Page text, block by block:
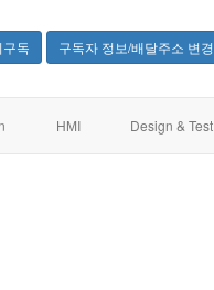
구독 구독자 정보/배달주소 변경
HMI Design & Test